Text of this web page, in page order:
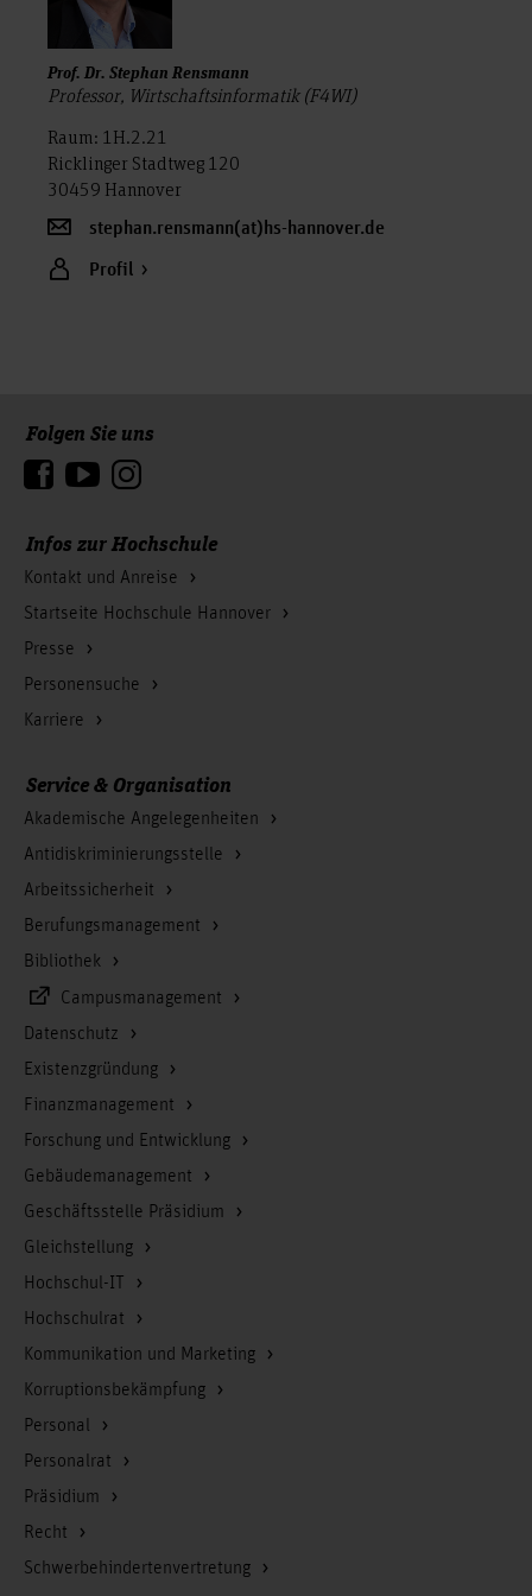
Prof. Dr. Stephan Rensmann
Professor, Wirtschaftsinformatik (F4WI)
Raum: 1H.2.21
Ricklinger Stadtweg 120
30459 Hannover
stephan.rensmann(at)hs-hannover.de
Profil
Infos zur Hochschule
Kontakt und Anreise
Startseite Hochschule Hannover
Presse
Personensuche
Karriere
Folgen Sie uns
Service & Organisation
Akademische Angelegenheiten
Antidiskriminierungsstelle
Arbeitssicherheit
Berufungsmanagement
Bibliothek
Campusmanagement
Datenschutz
Existenzgründung
Finanzmanagement
Forschung und Entwicklung
Gebäudemanagement
Geschäftsstelle Präsidium
Gleichstellung
Hochschul-IT
Hochschulrat
Kommunikation und Marketing
Korruptionsbekämpfung
Personal
Personalrat
Präsidium
Recht
Schwerbehindertenvertretung